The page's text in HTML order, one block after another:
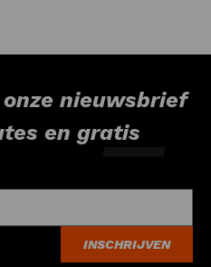
nieuwsbrief
en gratis
INSCHRIJVEN